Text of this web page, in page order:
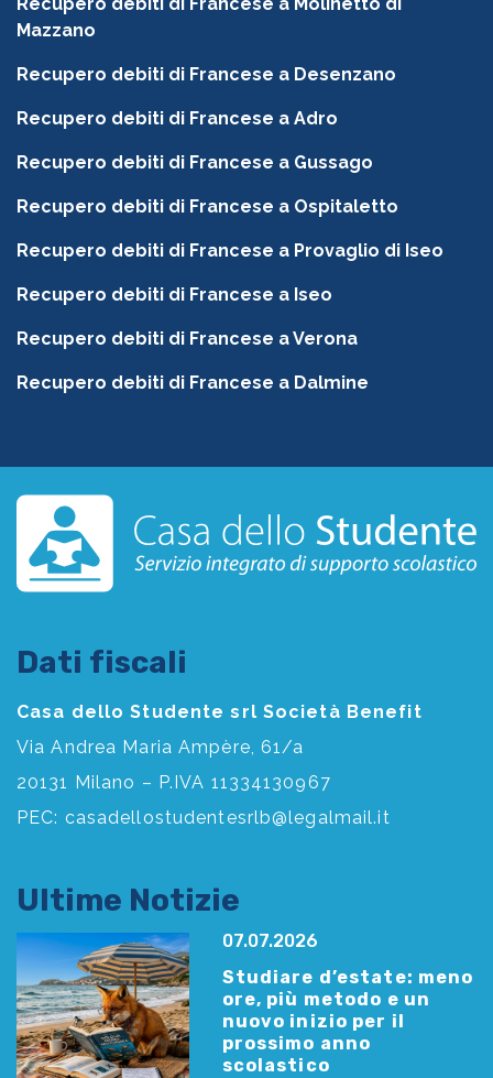
Mazzano
Recupero debiti di Francese a Desenzano
Recupero debiti di Francese a Adro
Recupero debiti di Francese a Gussago
Recupero debiti di Francese a Ospitaletto
Recupero debiti di Francese a Provaglio di Iseo
Recupero debiti di Francese a Iseo
Recupero debiti di Francese a Verona
Recupero debiti di Francese a Dalmine
Dati fiscali
Casa dello Studente srl Società Benefit
Via Andrea Maria Ampère, 61/a
20131 Milano – P.IVA 11334130967
PEC: casadellostudentesrlb@legalmail.it
Ultime Notizie
07.07.2026
Studiare d’estate: meno
ore, più metodo e un
nuovo inizio per il
prossimo anno
scolastico